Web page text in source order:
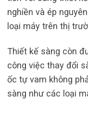
nghiền và ép
loại máy trên thị
Thiết kế sàng còn
công việc thay đổi
ốc tự vam không
sàng như các loại